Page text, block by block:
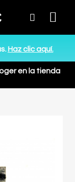
Haz clic aquí.
en la tienda